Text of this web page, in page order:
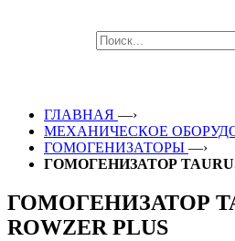
ГЛАВНАЯ —›
МЕХАНИЧЕСКОЕ
ГОМОГЕНИЗАТОРЫ —›
ГОМОГЕНИЗАТОР
ГОМОГЕНИЗАТОР
ROWZER PLUS